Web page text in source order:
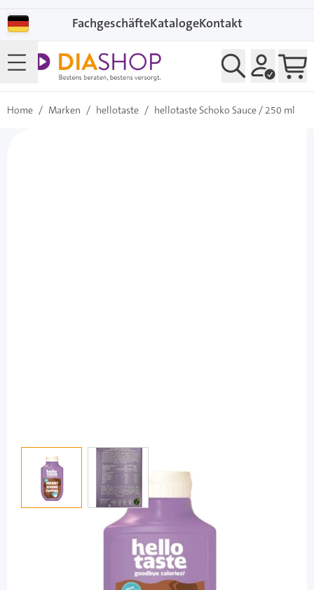
FachgeschäfteKatalogeKontakt
Home / Marken / hellotaste / hellotaste Schoko Sauce / 250 ml
View larger imageView larger image
hellotaste Schoko Sauce / 250 ml